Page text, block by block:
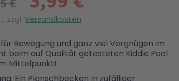
€
zzgl. Versandkosten
Bewegung und ganz viel Vergnügen im
beim auf Qualität getesteten Kiddie Pool
Mittelpunkt!